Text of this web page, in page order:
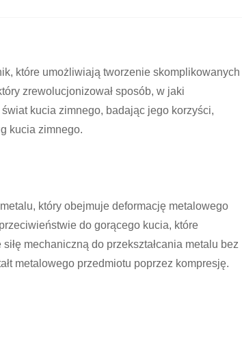
które umożliwiają tworzenie skomplikowanych
zrewolucjonizował sposób, w jaki
kucia zimnego, badając jego korzyści,
kucia zimnego.
który obejmuje deformację metalowego
do gorącego kucia, które
mechaniczną do przekształcania metalu bez
metalowego przedmiotu poprzez kompresję.